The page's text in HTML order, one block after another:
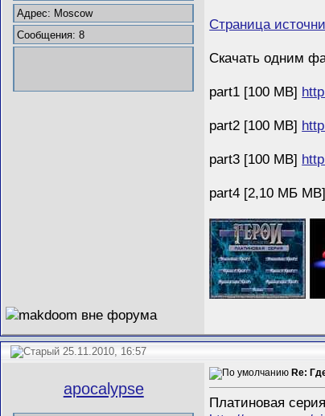
Адрес: Moscow
Сообщения: 8
Страница
Скачать одним
part1 [100 MB]
part2 [100 MB]
part3 [100 MB]
part4 [2,10 МБ MB]
25.11.2010, 16:57
apocalypse
Re:
Платиновая